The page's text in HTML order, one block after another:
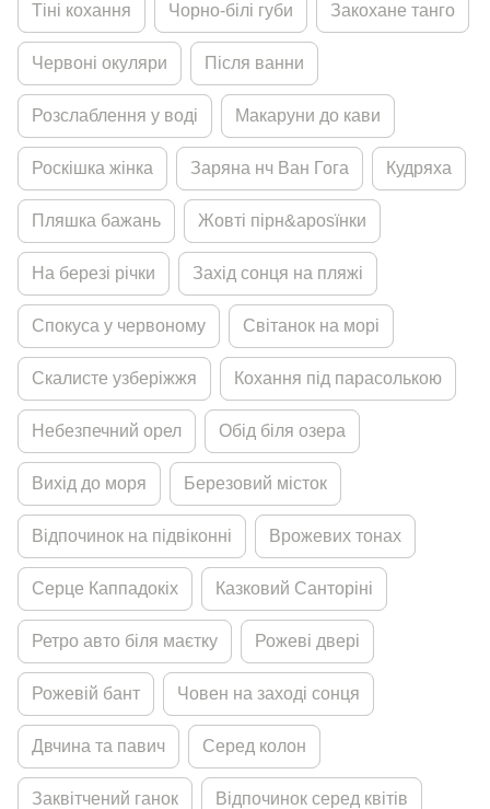
Тiнi кохання Чорно-бiлi губи Закохане танго
Червонi окуляри Пiсля ванни
Розслаблення у водi Макаруни до кави
Роскiшка жiнка Заряна нч Ван Гога Кудряха
Пляшка бажань Жовтi пiрн&aposїнки
На березi рiчки Захiд сонця на пляжi
Спокуса у червоному Свiтанок на морi
Скалисте узберiжжя Кохання пiд парасолькою
Небезпечний орел Обiд бiля озера
Вихiд до моря Березовий мiсток
Вiдпочинок на пiдвiконнi Врожевих тонах
Серце Каппадокiх Казковий Санторiнi
Ретро авто бiля маєтку Рожевi дверi
Рожевiй бант Човен на заходi сонця
Двчина та павич Серед колон
Заквiтчений ганок Вiдпочинок серед квiтiв